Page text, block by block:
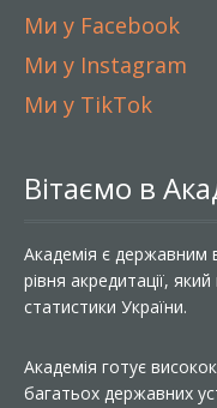
Ми у Facebook
Ми у Instagram
Ми у TikTok
Вітаємо в
Академія є
рівня акредитації,
статистики України.
Академія готує
багатьох державних